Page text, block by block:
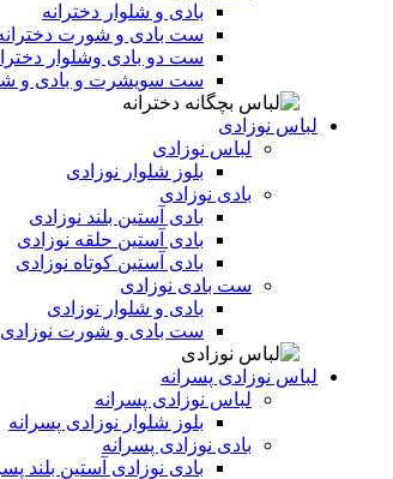
بادی و شلوار دخترانه
ست بادی و شورت
ست دو بادی وشلوار
ست سویشرت و بادی و
لباس نوزادی
لباس نوزادی
بلوز شلوار نوزادی
بادی نوزادی
بادی آستین بلند نوزادی
بادی آستین حلقه نوزادی
بادی آستین کوتاه نوزادی
ست بادی نوزادی
بادی و شلوار نوزادی
ست بادی و شورت نوزادی
لباس نوزادی پسرانه
لباس نوزادی پسرانه
بلوز شلوار نوزادی پسرانه
بادی نوزادی پسرانه
بادی نوزادی آستین بلند